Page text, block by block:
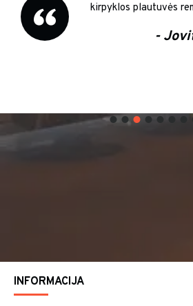
kirpyklos plautuvės
-
INFORMACIJA